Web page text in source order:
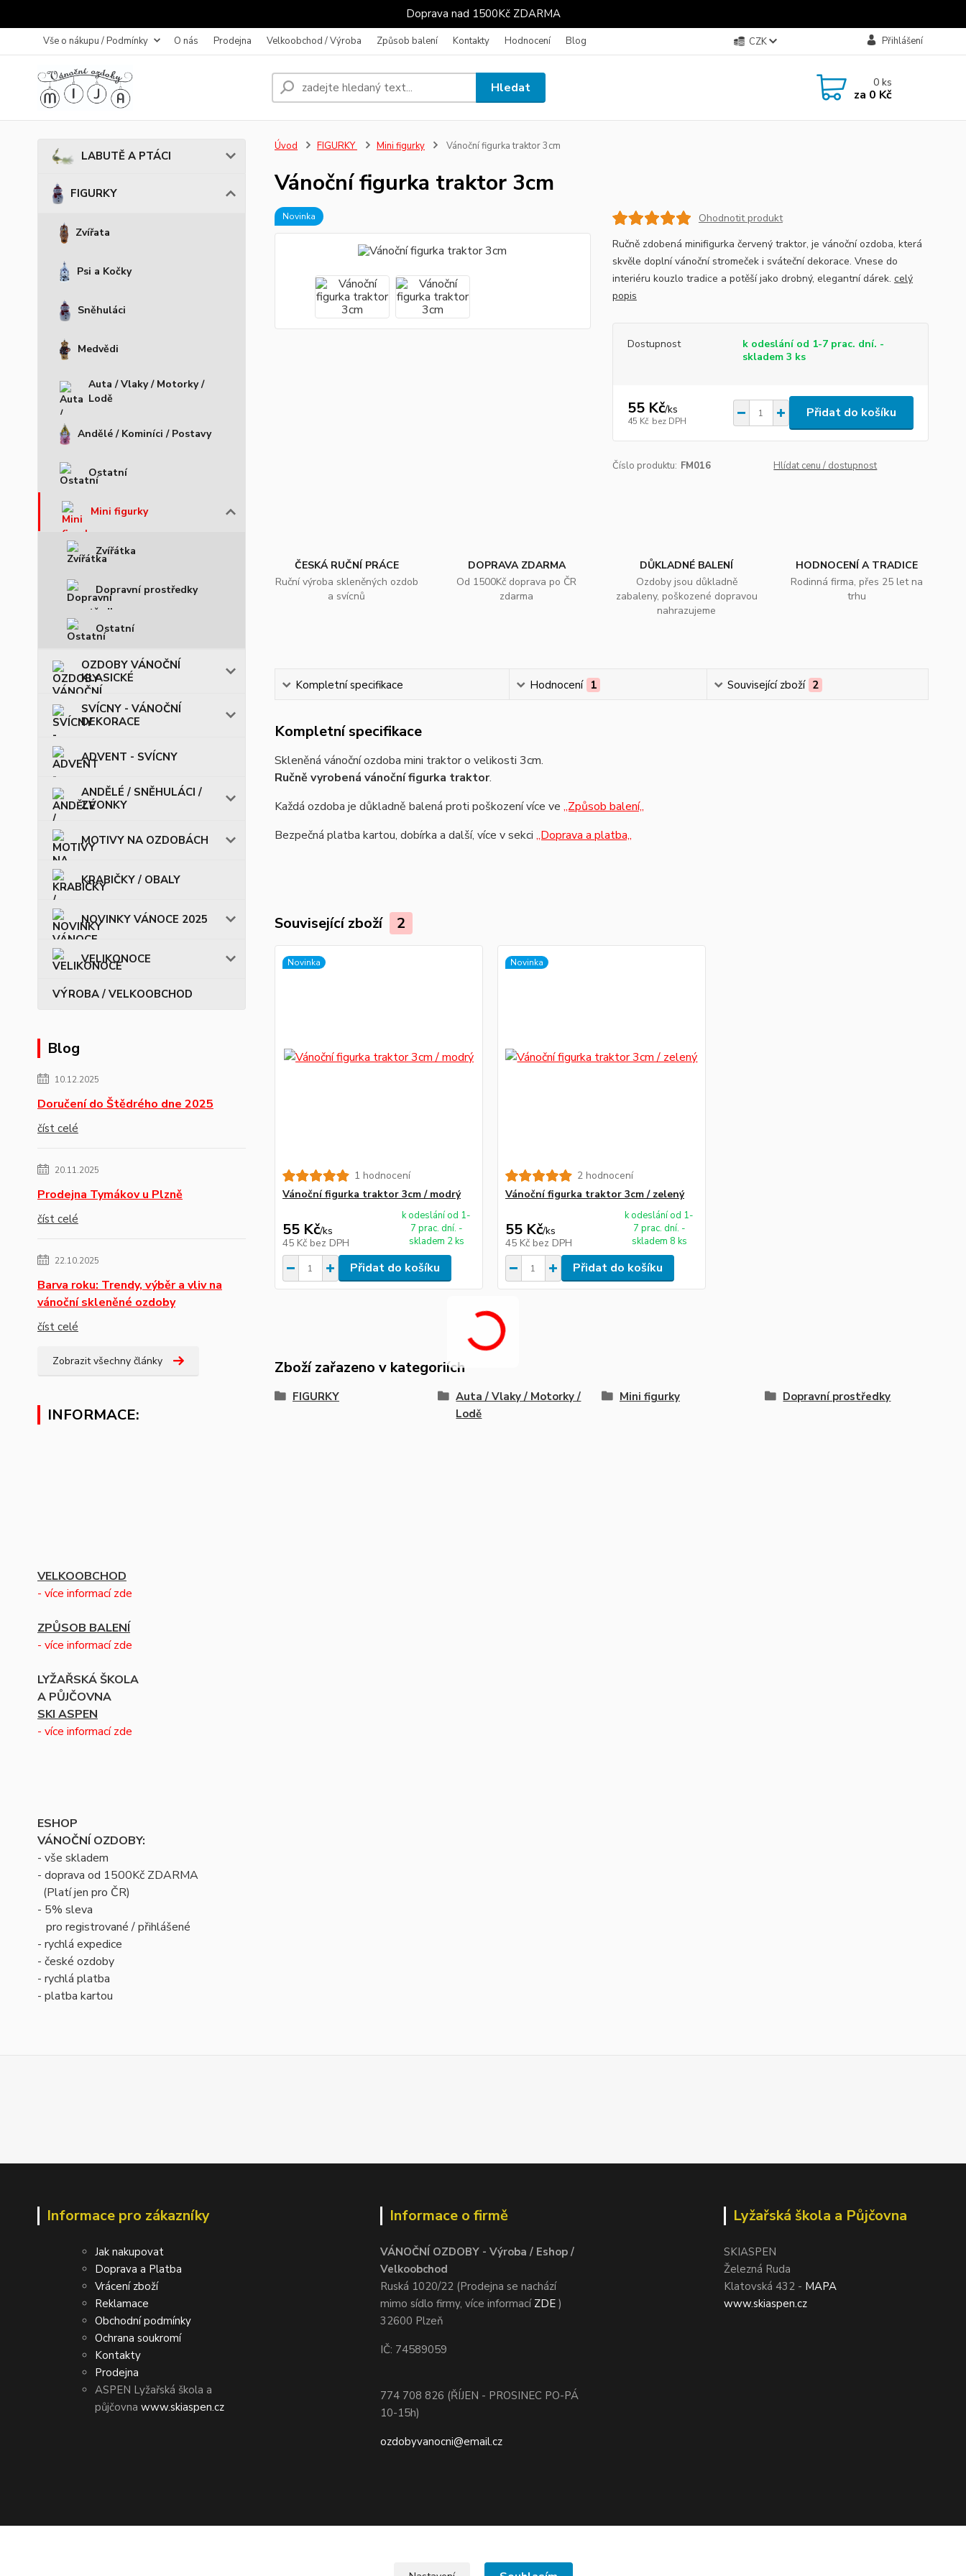
Doprava nad 1500Kč ZDARMA
Vše o nákupu / Podmínky O nás Prodejna Velkoobchod / Výroba Způsob balení Kontakty Hodnocení Blog CZK Přihlášení
Hledat 0ks
za 0 Kč
LABUTĚ A PTÁCI
FIGURKY
Zvířata
Psi a Kočky
Sněhuláci
Medvědi
Auta / Vlaky / Motorky /
Lodě
Andělé / Kominíci / Postavy
Ostatní
Mini figurky
Zvířátka
Dopravní prostředky
Ostatní
OZDOBY VÁNOČNÍ
KLASICKÉ
SVÍCNY - VÁNOČNÍ
DEKORACE
ADVENT - SVÍCNY
ANDĚLÉ / SNĚHULÁCI /
ZVONKY
MOTIVY NA OZDOBÁCH
KRABIČKY / OBALY
NOVINKY VÁNOCE 2025
VELIKONOCE
VÝROBA / VELKOOBCHOD
Blog
10.12.2025
Doručení do Štědrého dne 2025
číst celé
20.11.2025
Prodejna Tymákov u Plzně
číst celé
22.10.2025
Barva roku: Trendy, výběr a vliv na
vánoční skleněné ozdoby
číst celé
Zobrazit všechny články
INFORMACE:
VELKOOBCHOD
- více informací zde
ZPŮSOB BALENÍ
- více informací zde
LYŽAŘSKÁ ŠKOLA
A PŮJČOVNA
SKI ASPEN
- více informací zde
ESHOP
VÁNOČNÍ OZDOBY:
- vše skladem
- doprava od 1500Kč ZDARMA
(Platí jen pro ČR)
- 5% sleva
pro registrované / přihlášené
- rychlá expedice
- české ozdoby
- rychlá platba
- platba kartou
Úvod FIGURKY Mini figurky Vánoční figurka traktor 3cm
Vánoční figurka traktor 3cm
Novinka
Ohodnotit produkt
Ručně zdobená minifigurka červený traktor, je vánoční ozdoba, která
skvěle doplní vánoční stromeček i sváteční dekorace. Vnese do
interiéru kouzlo tradice a potěší jako drobný, elegantní dárek. celý
popis
Dostupnost
k odeslání od 1-7 prac. dní. -
skladem 3 ks
55 Kč/ks
45 Kč bez DPH
Přidat do košíku
Číslo produktu: FM016 Hlídat cenu / dostupnost
ČESKÁ RUČNÍ PRÁCE
Ruční výroba skleněných ozdob
a svícnů
DOPRAVA ZDARMA
Od 1500Kč doprava po ČR
zdarma
DŮKLADNÉ BALENÍ
Ozdoby jsou důkladně
zabaleny, poškozené dopravou
nahrazujeme
HODNOCENÍ A TRADICE
Rodinná firma, přes 25 let na
trhu
Kompletní specifikace Hodnocení 1 Související zboží 2
Kompletní specifikace
Skleněná vánoční ozdoba mini traktor o velikosti 3cm.
Ručně vyrobená vánoční figurka traktor.
Každá ozdoba je důkladně balená proti poškození více ve ,,Způsob balení,,
Bezpečná platba kartou, dobírka a další, více v sekci ,,Doprava a platba,,
Související zboží 2
Novinka
1 hodnocení
Vánoční figurka traktor 3cm / modrý
55 Kč/ks
45 Kč bez DPH
k odeslání od 1-
7 prac. dní. -
skladem 2 ks
Přidat do košíku
Novinka
2 hodnocení
Vánoční figurka traktor 3cm / zelený
55 Kč/ks
45 Kč bez DPH
k odeslání od 1-
7 prac. dní. -
skladem 8 ks
Přidat do košíku
Zboží zařazeno v kategoriích
FIGURKY
Auta / Vlaky / Motorky /
Lodě
Mini figurky Dopravní prostředky
Informace pro zákazníky
Jak nakupovat
Doprava a Platba
Vrácení zboží
Reklamace
Obchodní podmínky
Ochrana soukromí
Kontakty
Prodejna
ASPEN Lyžařská škola a
půjčovna www.skiaspen.cz
Informace o firmě
VÁNOČNÍ OZDOBY - Výroba / Eshop /
Velkoobchod
Ruská 1020/22 (Prodejna se nachází
mimo sídlo firmy, více informací ZDE )
32600 Plzeň
IČ: 74589059
774 708 826 (ŘÍJEN - PROSINEC PO-PÁ
10-15h)
ozdobyvanocni@email.cz
Lyžařská škola a Půjčovna
SKIASPEN
Železná Ruda
Klatovská 432 - MAPA
www.skiaspen.cz